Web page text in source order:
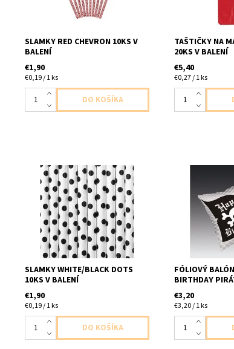
SLAMKY RED CHEVRON 10KS V
BALENÍ
€1,90
€0,19 / 1 ks
TAŠTIČKY NA
20KS V BALENÍ
€5,40
€0,27 / 1 ks
papierové slamky biele s ciernymi
bodkami 10ks v balení dlzka
19,5cm
SLAMKY WHITE/BLACK DOTS
10KS V BALENÍ
€1,90
€0,19 / 1 ks
foliovy balon v
lepka 1ks v
dodavame
FÓLIOVÝ
BIRTHDAY
€3,20
€3,20 / 1 ks